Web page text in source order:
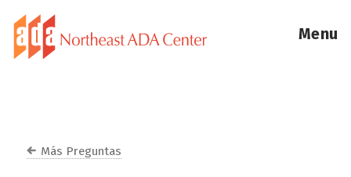
Menu
Más Preguntas